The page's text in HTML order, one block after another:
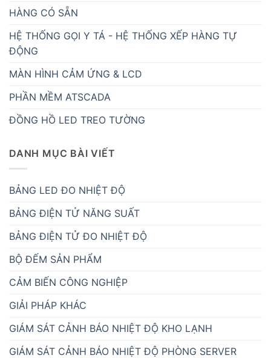
HÀNG CÓ SẴN
HỆ THỐNG GỌI Y TÁ - HỆ THỐNG XẾP HÀNG TỰ
ĐỘNG
MÀN HÌNH CẢM ỨNG & LCD
PHẦN MỀM ATSCADA
ĐỒNG HỒ LED TREO TƯỜNG
DANH MỤC BÀI VIẾT
BẢNG LED ĐO NHIỆT ĐỘ
BẢNG ĐIỆN TỬ NĂNG SUẤT
BẢNG ĐIỆN TỬ ĐO NHIỆT ĐỘ
BỘ ĐẾM SẢN PHẨM
CẢM BIẾN CÔNG NGHIỆP
GIẢI PHÁP KHÁC
GIÁM SÁT CẢNH BÁO NHIỆT ĐỘ KHO LẠNH
GIÁM SÁT CẢNH BÁO NHIỆT ĐỘ PHÒNG SERVER